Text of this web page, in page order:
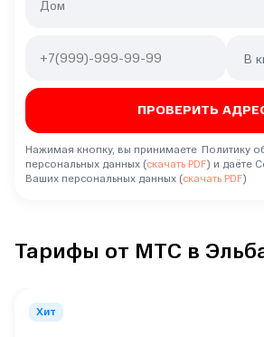
Нажимая кнопку, вы принимаете Политику
персональных данных (скачать PDF) и даёте
Ваших персональных данных (скачать PDF)
Тарифы от МТС в
Хит